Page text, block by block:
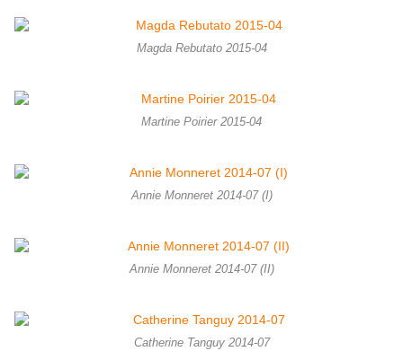
Magda Rebutato 2015-04
Martine Poirier 2015-04
Annie Monneret 2014-07 (I)
Annie Monneret 2014-07 (II)
Catherine Tanguy 2014-07